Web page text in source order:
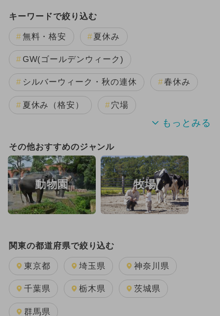
キーワードで絞り込む
無料・格安 夏休み
GW(ゴールデンウィーク)
シルバーウィーク・秋の連休 春休み
夏休み（格安） 穴場
夏休み（穴場）
夏休み（観光） 夏休み（涼しい）
雨の日OK 日帰り ランキング
クリスマス 厳選お出かけまとめ
その他おすすめのジャンル
動物園 牧場
関東の都道府県で絞り込む
東京都 埼玉県 神奈川県
千葉県 栃木県 茨城県
群馬県